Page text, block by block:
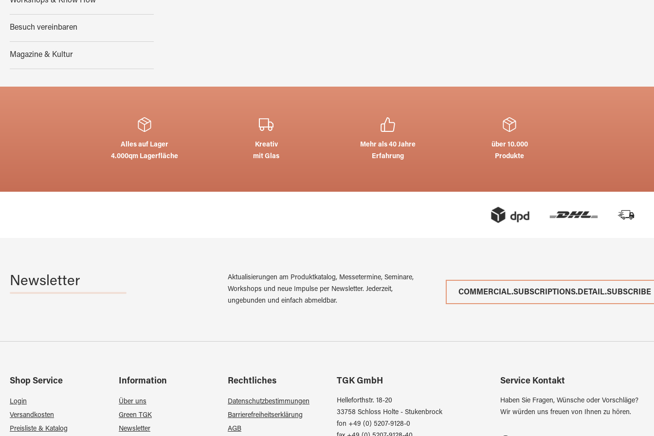
Besuch vereinbaren
Magazine & Kultur
Alles auf Lager
4.000qm Lagerfläche
Kreativ
mit Glas
Mehr als 40 Jahre
Erfahrung
über 10.000
Produkte
Newsletter
Aktualisierungen am Produktkatalog, Messetermine, Seminare,
Workshops und neue Impulse per Newsletter. Jederzeit,
ungebunden und einfach abmeldbar.
COMMERCIAL.SUBSCRIPTIONS.DETAIL.SUBSCRIBE
Shop Service
Login
Versandkosten
Preisliste & Katalog
Information
Über uns
Green TGK
Newsletter
Rechtliches
Datenschutzbestimmungen
Barrierefreiheitserklärung
AGB
TGK GmbH
Helleforthstr. 18-20
33758 Schloss Holte - Stukenbrock
fon +49 (0) 5207-9128-0
Service Kontakt
Haben Sie Fragen, Wünsche oder Vorschläge?
Wir würden uns freuen von Ihnen zu hören.